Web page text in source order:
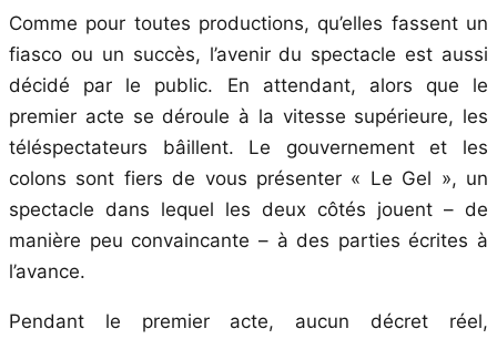
Comme pour toutes productions, qu’elles fassent un
fiasco ou un succès, l’avenir du spectacle est aussi
décidé par le public. En attendant, alors que le
premier acte se déroule à la vitesse supérieure, les
téléspectateurs bâillent. Le gouvernement et les
colons sont fiers de vous présenter « Le Gel », un
spectacle dans lequel les deux côtés jouent – de
manière peu convaincante – à des parties écrites à
l’avance.
Pendant le premier acte, aucun décret réel,